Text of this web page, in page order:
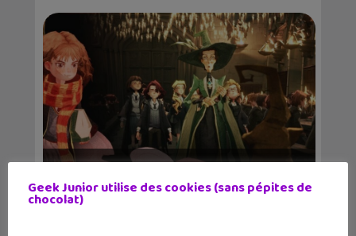
Magie Émerge »...
Geek Junior utilise des cookies (sans pépites de
chocolat)